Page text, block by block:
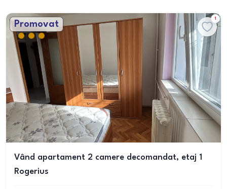
Promovat
1
Vând apartament 2 camere decomandat, etaj 1
Rogerius